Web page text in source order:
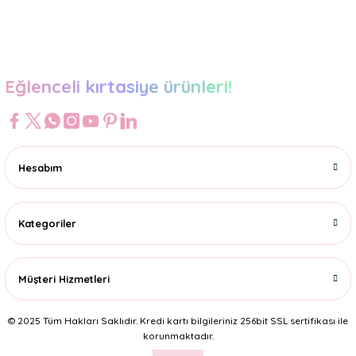
Eğlenceli kırtasiye ürünleri!
Hesabım
Kategoriler
Müşteri Hizmetleri
© 2025 Tüm Hakları Saklıdır. Kredi kartı bilgileriniz 256bit SSL sertifikası ile
korunmaktadır.